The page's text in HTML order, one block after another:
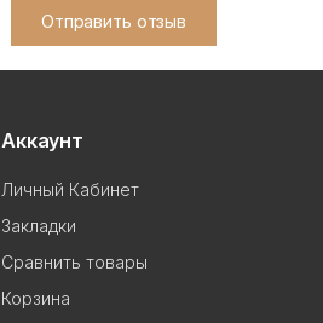
Отправить отзыв
Аккаунт
Личный Кабинет
Закладки
Сравнить товары
Корзина